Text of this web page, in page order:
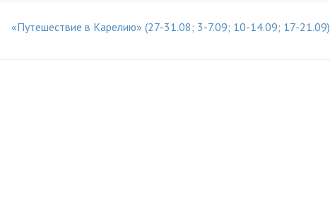
«Путешествие в Карелию» (27-31.08; 3-7.09; 10-14.09; 17-21.09)